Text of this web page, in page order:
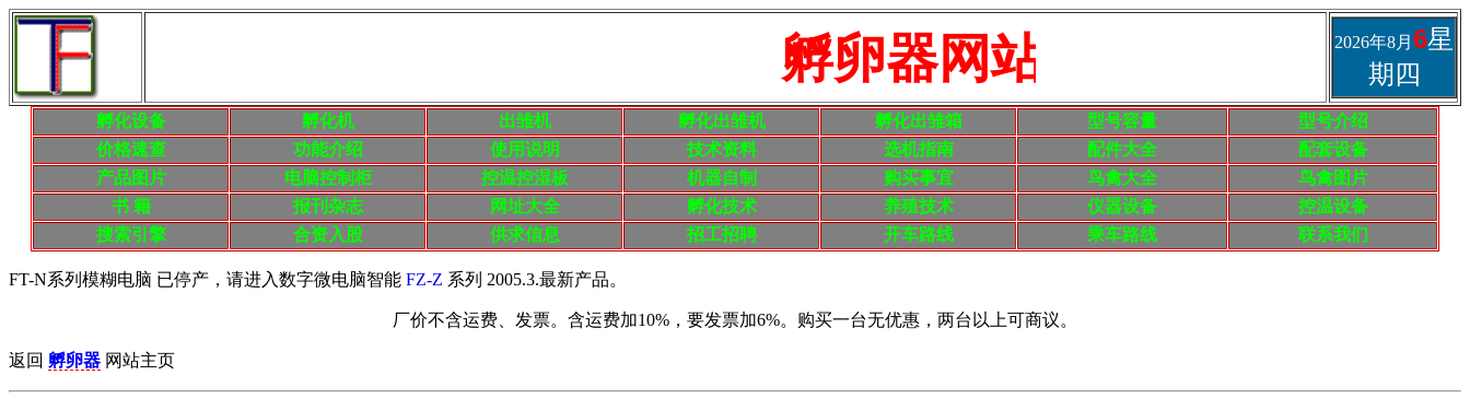
孵卵器网站 www.fuluanqi.com
2026年8月 6星
期四
孵化设备 孵化机 出雏机 孵化出雏机 孵化出雏箱 型号容量
型号介绍
价格速查
功能介绍 使用说明 技术资料 选机指南 配件大全
配套设备
产品图片 电脑控制柜 控温控湿板 机器自制 购买事宜 鸟禽大全
鸟禽图片
书 籍
报刊杂志 网址大全 孵化技术 养殖技术 仪器设备
控温设备
搜索引擎 合资入股 供求信息 招工招聘 开车路线 乘车路线 联系我们
FT-N系列模糊电脑 已停产，请进入数字微电脑智能 FZ-Z 系列 2005.3.最新产品。
厂价不含运费、发票。含运费加10%，要发票加6%。购买一台无优惠，两台以上可商议。
返回 孵卵器 网站主页